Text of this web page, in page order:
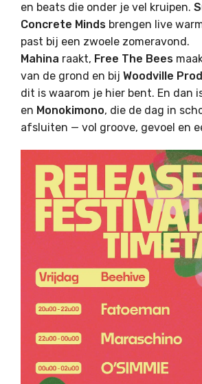
en beats die onder je vel kruipen.
Concrete Minds brengen live
past bij een zwoele zomeravond.
Mahina raakt, Free The Bees
van de grond en bij Woodville
dit is waarom je hier bent. En dan
en Monokimono, die de dag in
afsluiten — vol groove, gevoel en